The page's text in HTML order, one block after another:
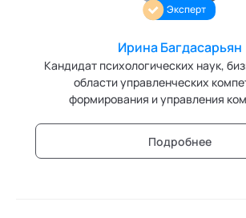
Эксперт
Ирина Багдасарьян
Кандидат психологических наук,
области управленческих компетенций,
формирования и управления
командного менеджмента , ее
Подробнее